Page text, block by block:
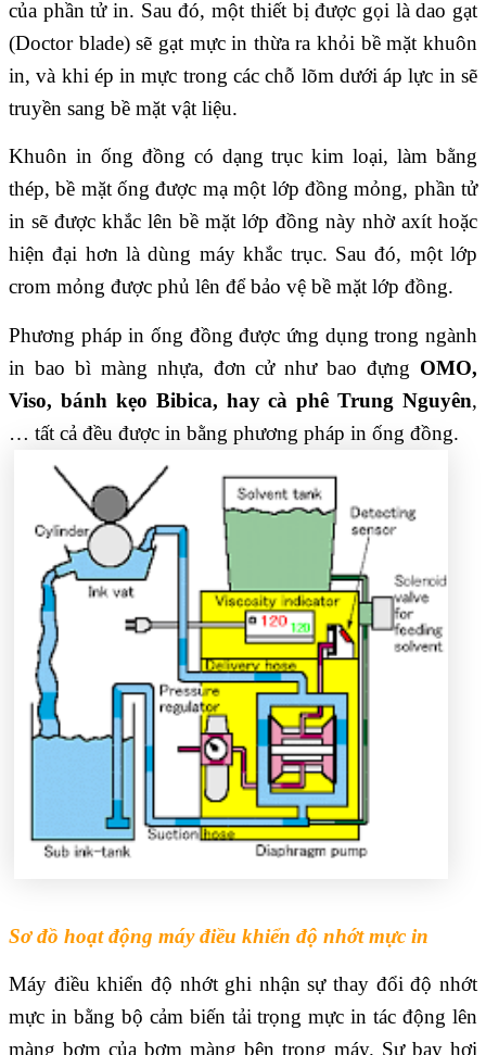
của phần tử in. Sau đó, một thiết bị được gọi là dao gạt
(Doctor blade) sẽ gạt mực in thừa ra khỏi bề mặt khuôn
in, và khi ép in mực trong các chỗ lõm dưới áp lực in sẽ
truyền sang bề mặt vật liệu.
Khuôn in ống đồng có dạng trục kim loại, làm bằng
thép, bề mặt ống được mạ một lớp đồng mỏng, phần tử
in sẽ được khắc lên bề mặt lớp đồng này nhờ axít hoặc
hiện đại hơn là dùng máy khắc trục. Sau đó, một lớp
crom mỏng được phủ lên để bảo vệ bề mặt lớp đồng.
Phương pháp in ống đồng được ứng dụng trong ngành
in bao bì màng nhựa, đơn cử như bao đựng OMO,
Viso, bánh kẹo Bibica, hay cà phê Trung Nguyên,
… tất cả đều được in bằng phương pháp in ống đồng.
Sơ đồ hoạt động máy điều khiển độ nhớt mực in
Máy điều khiển độ nhớt ghi nhận sự thay đổi độ nhớt
mực in bằng bộ cảm biến tải trọng mực in tác động lên
màng bơm của bơm màng bên trong máy. Sự bay hơi